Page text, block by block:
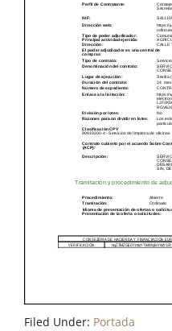
Filed Under: Portada